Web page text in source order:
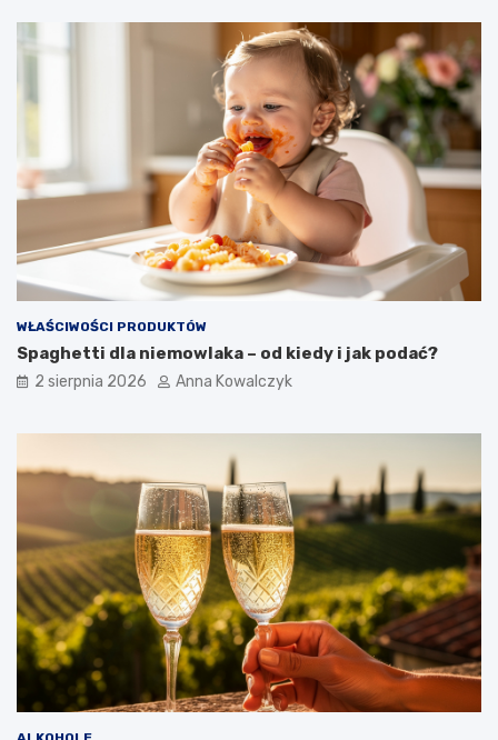
WŁAŚCIWOŚCI PRODUKTÓW
Spaghetti dla niemowlaka – od kiedy i jak podać?
2 sierpnia 2026 Anna Kowalczyk